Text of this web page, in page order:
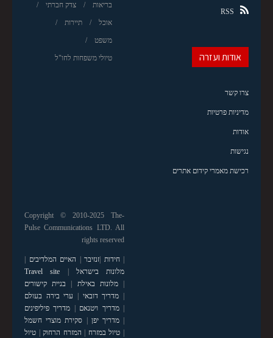
בריאות צדק חברתי
אוכל תיירות
משפט
טיולי משפחות לחו"ל
RSS
אודות ועזרה
צרו קשר
מדיניות פרטיות
אודות
נגישות
רכישת מאמרי קידום אתרים
Copyright © 2010-2025 The-
Pulse Communications LTD. All
rights reserved
|חידות זנזיבר האיים המלדיבים
מלונות בישראל
Travel site
|מלונות באילת
בניית קישורים
מדריך דובאי
ערי בירה בעולם
|מדריך ויטנאם
מדריך פיליפינים
|מדריך יפן
סקירת מוצרי חשמל
טיול במזרח המזרח הרחוק| טיול